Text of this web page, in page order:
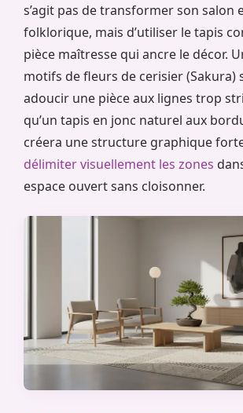
s’agit pas de transformer son salon
folklorique, mais d’utiliser le tapis
pièce maîtresse qui ancre le décor.
motifs de fleurs de cerisier (Sakura)
adoucir une pièce aux lignes trop
qu’un tapis en jonc naturel aux
créera une structure graphique
délimiter visuellement les zones
espace ouvert sans cloisonner.